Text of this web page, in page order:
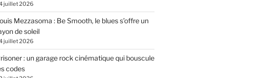
juillet 2026
Mezzasoma : Be Smooth, le blues s’offre un
de soleil
juillet 2026
: un garage rock cinématique qui bouscule
codes